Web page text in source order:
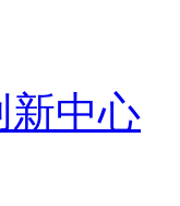
新中心